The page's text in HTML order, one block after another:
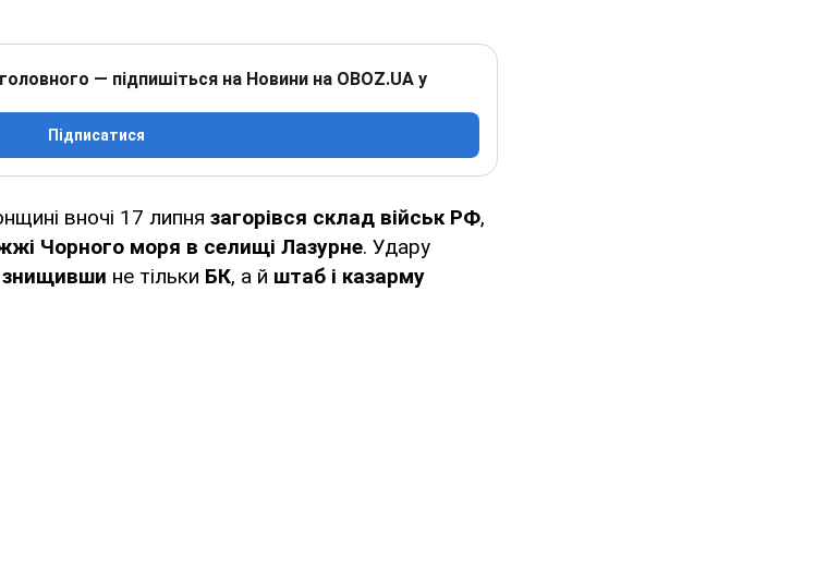
— підпишіться на Новини на OBOZ.UA у
Підписатися
вночі 17 липня загорівся склад військ РФ,
Чорного моря в селищі Лазурне. Удару
знищивши не тільки БК, а й штаб і казарму